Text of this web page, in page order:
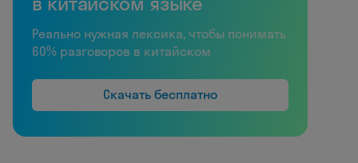
Реально нужная лексика, чтобы понимать
60% разговоров в китайском
Скачать бесплатно